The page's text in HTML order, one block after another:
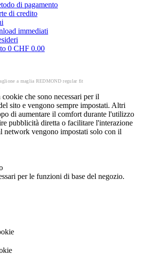
di pagamento
di credito
immediati
0 CHF 0.00
a maglia REDMOND regular fit
che sono necessari per il
sito e vengono sempre impostati. Altri
di aumentare il comfort durante l'utilizzo
pubblicità diretta o facilitare l'interazione
network vengono impostati solo con il
per le funzioni di base del negozio.